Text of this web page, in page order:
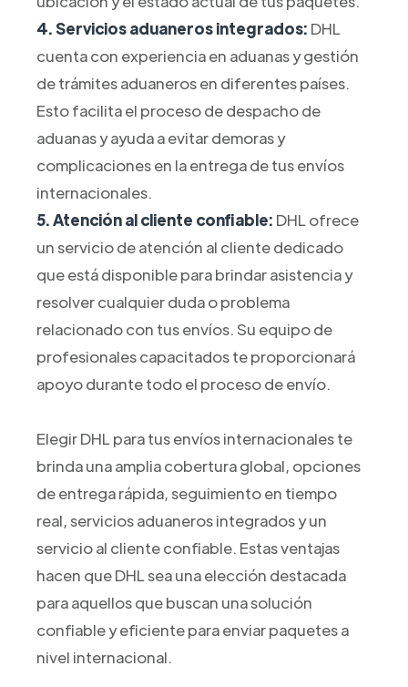
4. Servicios aduaneros integrados: DHL
cuenta con experiencia en aduanas y gestión
de trámites aduaneros en diferentes países.
Esto facilita el proceso de despacho de
aduanas y ayuda a evitar demoras y
complicaciones en la entrega de tus envíos
internacionales.
5. Atención al cliente confiable: DHL ofrece
un servicio de atención al cliente dedicado
que está disponible para brindar asistencia y
resolver cualquier duda o problema
relacionado con tus envíos. Su equipo de
profesionales capacitados te proporcionará
apoyo durante todo el proceso de envío.
Elegir DHL para tus envíos internacionales te
brinda una amplia cobertura global, opciones
de entrega rápida, seguimiento en tiempo
real, servicios aduaneros integrados y un
servicio al cliente confiable. Estas ventajas
hacen que DHL sea una elección destacada
para aquellos que buscan una solución
confiable y eficiente para enviar paquetes a
nivel internacional.